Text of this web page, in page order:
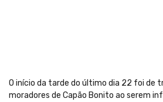
O início da tarde do último dia 22 foi de
moradores de Capão Bonito ao serem